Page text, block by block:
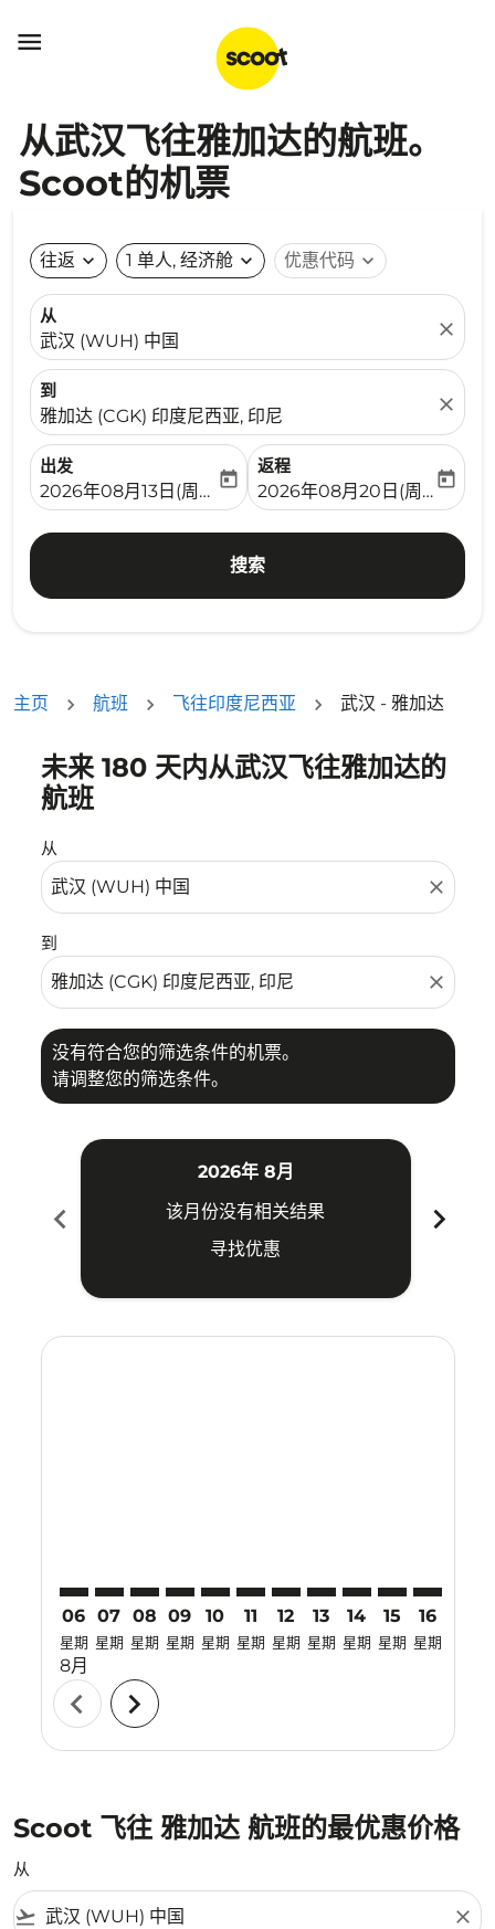

从武汉飞往雅加达的航班。
Scoot的机票
往返 expand_more 1 单人, 经济舱 expand_more 优惠代码 expand_more
从
武汉 (WUH) 中国
close
到
雅加达 (CGK) 印度尼西亚, 印尼
close
出发
fc-booking-departure-date-aria-label
2026年08月13日(周四)
today
返程
fc-booking-return-date-
2026年08月20日(周四)
today
搜索
主页 航班 飞往印度尼西亚 武汉 - 雅加达
未来 180 天内从武汉飞往雅加达的
航班
从
close
到
close
没有符合您的筛选条件的机票。
请调整您的筛选条件。
没有符合您的筛选条件的机票。请调整您的筛选条件。
chevron_left
2026年 8月
该月份没有相关结果
寻找优惠
chevron_right
06
星期
8月
07
星期
08
星期
09
星期
10
星期
11
星期
12
星期
13
星期
14
星期
15
星期
16
星期
chevron_left chevron_right
Scoot 飞往 雅加达 航班的最优惠价格
从
flight_takeoff close